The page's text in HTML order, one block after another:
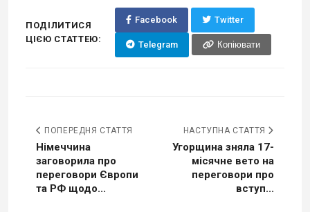
ПОДІЛИТИСЯ
ЦІЄЮ СТАТТЕЮ:
Facebook Twitter
Telegram Копіювати
ПОПЕРЕДНЯ СТАТТЯ
Німеччина
заговорила про
переговори Європи
та РФ щодо...
НАСТУПНА СТАТТЯ
Угорщина зняла 17-
місячне вето на
переговори про
вступ...